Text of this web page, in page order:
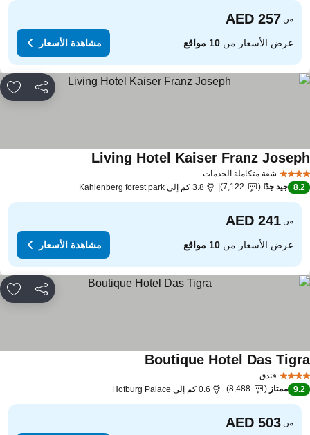
من
عرض الأسعار من10 مواقع مشاهدة الأسعار
مشاركة
شقة متكاملة الخدمات
Living Hotel Kaiser Franzمشاهدة الأسعار
8.2 جيد جدًا 7,122 3.8 كم إلى Kahlenberg forest park
من
عرض الأسعار من10 مواقع مشاهدة الأسعار
مشاركة
فندق
Boutique Hotel Dasمشاهدة الأسعار
9.2 ممتاز 8,488 0.6 كم إلى Hofburg Palace
من